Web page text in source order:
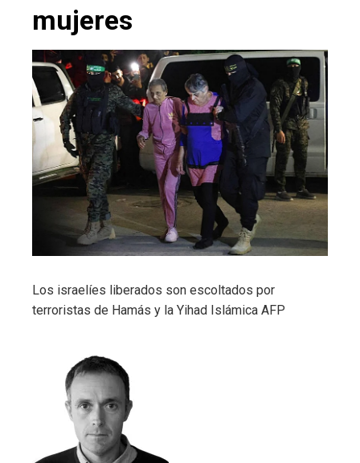
mujeres
Los israelíes liberados son escoltados por
terroristas de Hamás y la Yihad Islámica AFP